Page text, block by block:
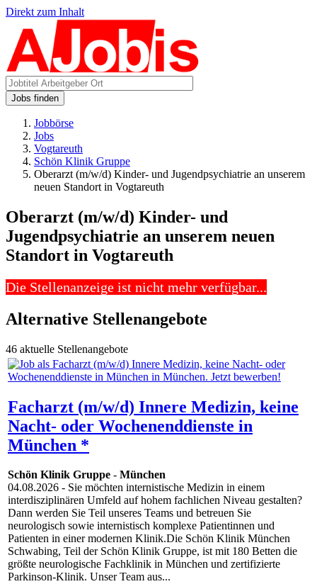
Direkt zum Inhalt
Jobs finden
Jobbörse
Jobs
Vogtareuth
Schön Klinik Gruppe
Oberarzt (m/w/d) Kinder- und Jugendpsychiatrie an unserem
neuen Standort in Vogtareuth
Oberarzt (m/w/d) Kinder- und
Jugendpsychiatrie an unserem neuen
Standort in Vogtareuth
Die Stellenanzeige ist nicht mehr verfügbar...
Alternative Stellenangebote
46 aktuelle Stellenangebote
Facharzt (m/w/d) Innere Medizin, keine
Nacht- oder Wochenenddienste in
München *
Schön Klinik Gruppe - München
04.08.2026 - Sie möchten internistische Medizin in einem
interdisziplinären Umfeld auf hohem fachlichen Niveau gestalten?
Dann werden Sie Teil unseres Teams und betreuen Sie
neurologisch sowie internistisch komplexe Patientinnen und
Patienten in einer modernen Klinik.Die Schön Klinik München
Schwabing, Teil der Schön Klinik Gruppe, ist mit 180 Betten die
größte neurologische Fachklinik in München und zertifizierte
Parkinson-Klinik. Unser Team aus...